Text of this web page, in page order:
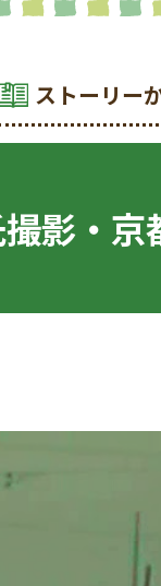
ストーリー
影・